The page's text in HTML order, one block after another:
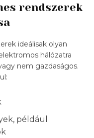
rendszerek
ideálisak olyan
hálózatra
nem gazdaságos.
például